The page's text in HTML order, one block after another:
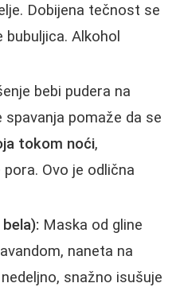
Dobijena tečnost se
Alkohol
bebi pudera na
pomaže da se
tokom noći,
Ovo je odlična
Maska od gline
naneta na
snažno isušuje